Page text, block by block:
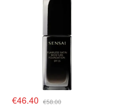
€46.40 €58.00